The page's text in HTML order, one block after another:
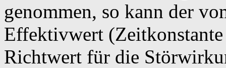
genommen, so kann der
Effektivwert
Richtwert für die